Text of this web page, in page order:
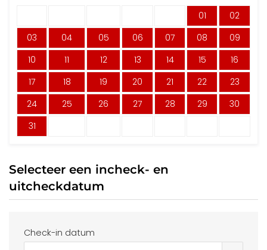
01
02
03
04 05 06 07 08
09
10
11 12 13 14 15
16
17
18 19 20 21 22
23
24
25 26 27 28 29
30
31
Selecteer een incheck- en
uitcheckdatum
Check-in datum